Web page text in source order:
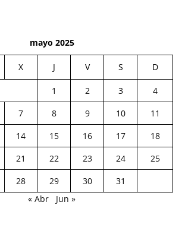
mayo 2025
X J V S D
1 2 3
4
7 8 9 10
11
14 15 16 17
18
21 22 23 24
25
28 29 30
31
« Abr
Jun »